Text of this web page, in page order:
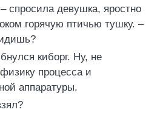
спросила девушка, яростно
горячую птичью тушку. –
киборг. Ну, не
процесса и
аппаратуры.